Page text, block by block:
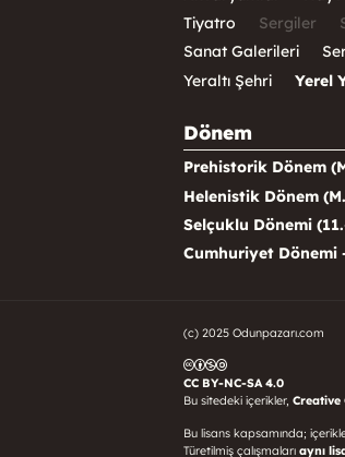
Tiyatro
Sergiler
Sanat Galerileri
Yeraltı Şehri
Yerel
Dönem
Prehistorik Dönem
Helenistik Dönem
Selçuklu Dönemi
Cumhuriyet Dönemi
(c) 2025 Odunpazarı.com
CC BY-NC-SA 4.0
Bu sitedeki içerikler, Creative
Bu lisans kapsamında;
Türetilmiş çalışmaları aynı